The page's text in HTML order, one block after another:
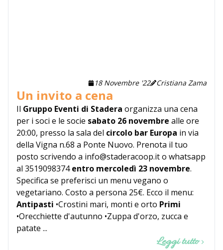
18 Novembre '22 Cristiana Zama
Un invito a cena
Il Gruppo Eventi di Stadera organizza una cena
per i soci e le socie sabato 26 novembre alle ore
20:00, presso la sala del circolo bar Europa in via
della Vigna n.68 a Ponte Nuovo. Prenota il tuo
posto scrivendo a info@staderacoop.it o whatsapp
al 3519098374entro mercoledì 23 novembre.
Specifica se preferisci un menu vegano o
vegetariano. Costo a persona 25€. Ecco il menu:
Antipasti •Crostini mari, monti e orto Primi
•Orecchiette d'autunno •Zuppa d'orzo, zucca e
patate ...
Leggi tutto